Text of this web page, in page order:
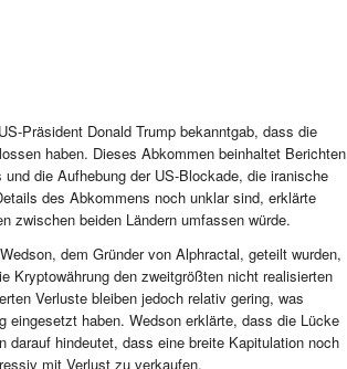
Präsident Donald Trump bekanntgab, dass die
haben. Dieses Abkommen beinhaltet Berichten
die Aufhebung der US-Blockade, die iranische
des Abkommens noch unklar sind, erklärte
zwischen beiden Ländern umfassen würde.
dem Gründer von Alphractal, geteilt wurden,
Kryptowährung den zweitgrößten nicht realisierten
Verluste bleiben jedoch relativ gering, was
haben. Wedson erklärte, dass die Lücke
hindeutet, dass eine breite Kapitulation noch
mit Verlust zu verkaufen.